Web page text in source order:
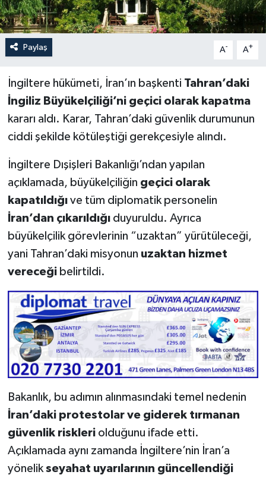
Paylaş A- A+
İngiltere hükümeti, İran’ın başkenti Tahran’daki
İngiliz Büyükelçiliği’ni geçici olarak kapatma
kararı aldı. Karar, Tahran’daki güvenlik durumunun
ciddi şekilde kötüleştiği gerekçesiyle alındı.
İngiltere Dışişleri Bakanlığı’ndan yapılan
açıklamada, büyükelçiliğin geçici olarak
kapatıldığıve tüm diplomatik personelin
İran’dan çıkarıldığıduyuruldu. Ayrıca
büyükelçilik görevlerinin “uzaktan” yürütüleceği,
yani Tahran’daki misyonun uzaktan hizmet
vereceğibelirtildi.
Bakanlık, bu adımın alınmasındaki temel nedenin
İran’daki protestolar ve giderek tırmanan
güvenlik riskleriolduğunu ifade etti.
Açıklamada aynı zamanda İngiltere’nin İran’a
yönelik seyahat uyarılarının güncellendiği